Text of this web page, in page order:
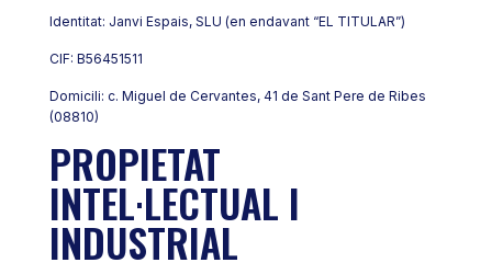
Identitat: Janvi Espais, SLU (en endavant “EL TITULAR”)
CIF: B56451511
Domicili: c. Miguel de Cervantes, 41 de Sant Pere de Ribes
(08810)
PROPIETAT
INTEL·LECTUAL I
INDUSTRIAL